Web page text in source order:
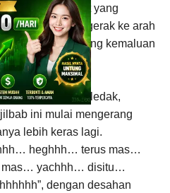
rasa nikmat yang
dan terus bergerak ke arah
berpusar di ujung kemaluan
mulai siap meledak,
ini mulai mengerang
lebih keras lagi.
heghhh… terus mas…
yachhh… disitu…
dengan desahan